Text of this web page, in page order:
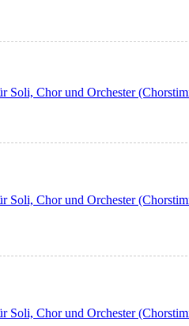
Soli, Chor und Orchester
Soli, Chor und Orchester
Soli, Chor und Orchester